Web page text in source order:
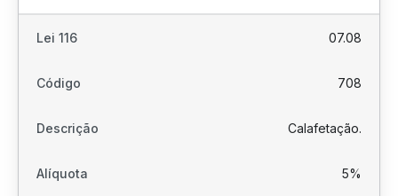
07.08
708
Calafetação.
5%